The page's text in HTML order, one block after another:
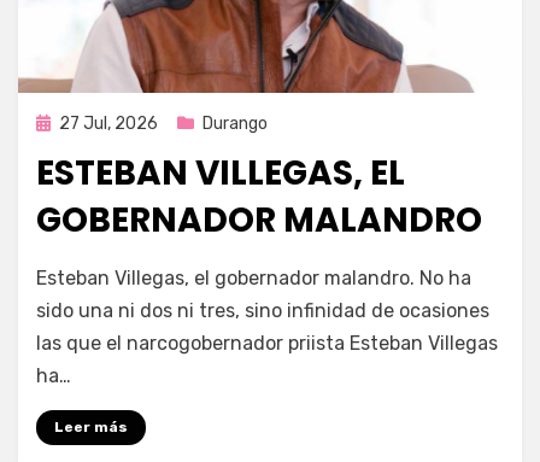
Publicada
27 Jul, 2026 Durango
ESTEBAN VILLEGAS, EL
GOBERNADOR MALANDRO
por Fernando Miranda Servín
Esteban Villegas, el gobernador malandro. No ha
sido una ni dos ni tres, sino infinidad de ocasiones
las que el narcogobernador priista Esteban Villegas
ha…
Leer más